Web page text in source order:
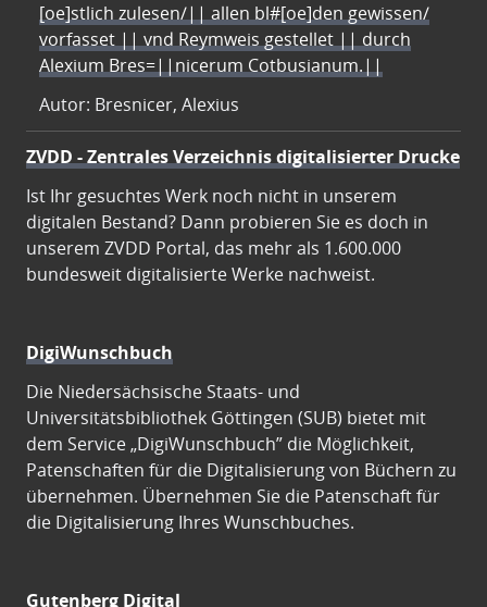
[oe]stlich zulesen/|| allen bl#[oe]den gewissen/
vorfasset || vnd Reymweis gestellet || durch
Alexium Bres=||nicerum Cotbusianum.||
Autor: Bresnicer, Alexius
ZVDD - Zentrales Verzeichnis digitalisierter Drucke
Ist Ihr gesuchtes Werk noch nicht in unserem
digitalen Bestand? Dann probieren Sie es doch in
unserem ZVDD Portal, das mehr als 1.600.000
bundesweit digitalisierte Werke nachweist.
DigiWunschbuch
Die Niedersächsische Staats- und
Universitätsbibliothek Göttingen (SUB) bietet mit
dem Service „DigiWunschbuch” die Möglichkeit,
Patenschaften für die Digitalisierung von Büchern zu
übernehmen. Übernehmen Sie die Patenschaft für
die Digitalisierung Ihres Wunschbuches.
Gutenberg Digital